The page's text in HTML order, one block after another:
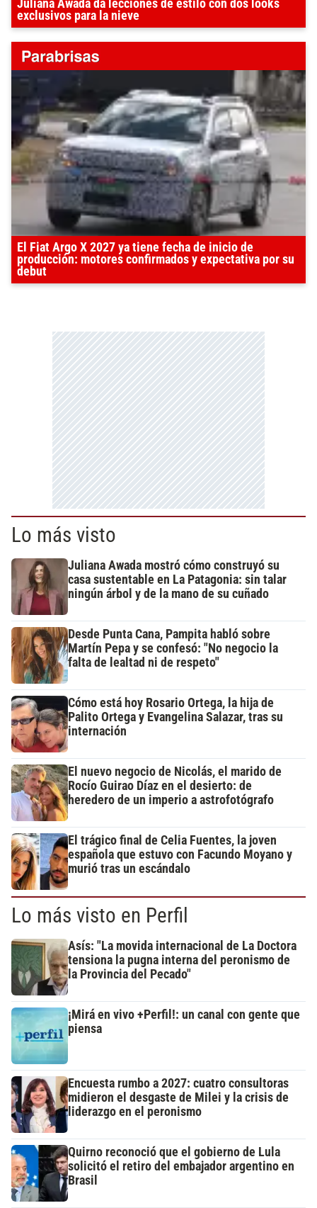
Juliana Awada da lecciones de estilo con dos looks
exclusivos para la nieve
El Fiat Argo X 2027 ya tiene fecha de inicio de
producción: motores confirmados y expectativa por su
debut
Lo más visto
Juliana Awada mostró cómo construyó su
casa sustentable en La Patagonia: sin talar
ningún árbol y de la mano de su cuñado
Desde Punta Cana, Pampita habló sobre
Martín Pepa y se confesó: "No negocio la
falta de lealtad ni de respeto"
Cómo está hoy Rosario Ortega, la hija de
Palito Ortega y Evangelina Salazar, tras su
internación
El nuevo negocio de Nicolás, el marido de
Rocío Guirao Díaz en el desierto: de
heredero de un imperio a astrofotógrafo
El trágico final de Celia Fuentes, la joven
española que estuvo con Facundo Moyano y
murió tras un escándalo
Lo más visto en Perfil
Asís: "La movida internacional de La Doctora
tensiona la pugna interna del peronismo de
la Provincia del Pecado"
¡Mirá en vivo +Perfil!: un canal con gente que
piensa
Encuesta rumbo a 2027: cuatro consultoras
midieron el desgaste de Milei y la crisis de
liderazgo en el peronismo
Quirno reconoció que el gobierno de Lula
solicitó el retiro del embajador argentino en
Brasil